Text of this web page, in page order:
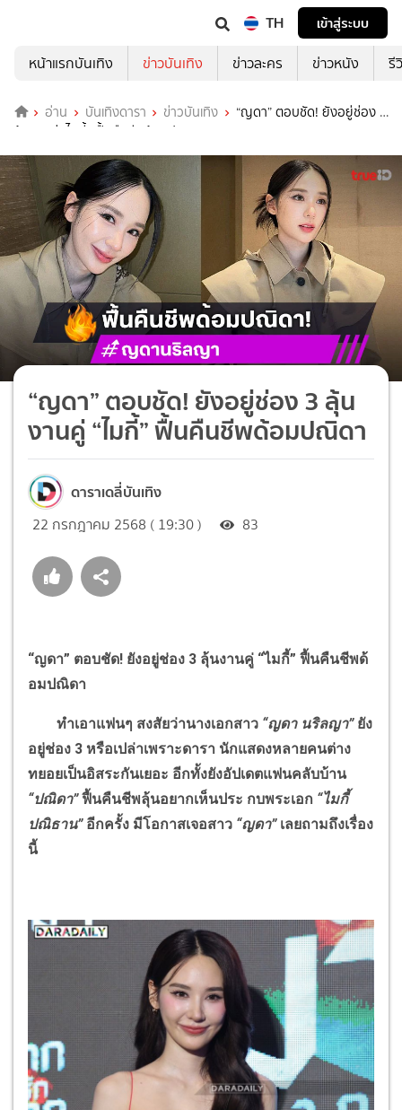
TH
เข้าสู่ระบบ
หน้าแรกบันเทิง
ข่าวบันเทิง ข่าวละคร ข่าวหนัง รี
อ่าน บันเทิงดารา ข่าวบันเทิง
“ญดา” ตอบชัด! ยังอยู่ช่อง 3
ลุ้นงานคู่ “ไมกี้” ฟื้นคืนชีพด้อมปณิดา
“ญดา” ตอบชัด! ยังอยู่ช่อง 3 ลุ้น
งานคู่ “ไมกี้” ฟื้นคืนชีพด้อมปณิดา
ดาราเดลี่บันเทิง
22 กรกฎาคม 2568 ( 19:30 ) 83
“ญดา” ตอบชัด! ยังอยู่ช่อง 3 ลุ้นงานคู่ “ไมกี้” ฟื้นคืนชีพด้
อมปณิดา
ทำเอาแฟนๆ สงสัยว่านางเอกสาว “ญดา นริลญา”ยัง
อยู่ช่อง 3 หรือเปล่าเพราะดารา นักแสดงหลายคนต่าง
ทยอยเป็นอิสระกันเยอะ อีกทั้งยังอัปเดตแฟนคลับบ้าน
“ปณิดา”ฟื้นคืนชีพลุ้นอยากเห็นประ กบพระเอก “ไมกี้
ปณิธาน”อีกครั้ง มีโอกาสเจอสาว “ญดา”เลยถามถึงเรื่อง
นี้